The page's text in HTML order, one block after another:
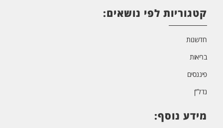
קטגוריות לפי נושאים:
חדשנות
בריאות
פיננסים
נדל”ן
מידע נוסף: